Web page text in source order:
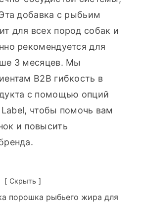
добавка с рыбьим
для всех пород собак и
рекомендуется для
3 месяцев. Мы
B2B гибкость в
с помощью опций
чтобы помочь вам
и повысить
Скрыть
порошка рыбьего жира для